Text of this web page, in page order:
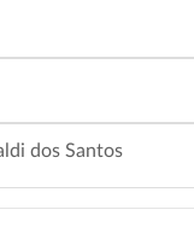
dos Santos